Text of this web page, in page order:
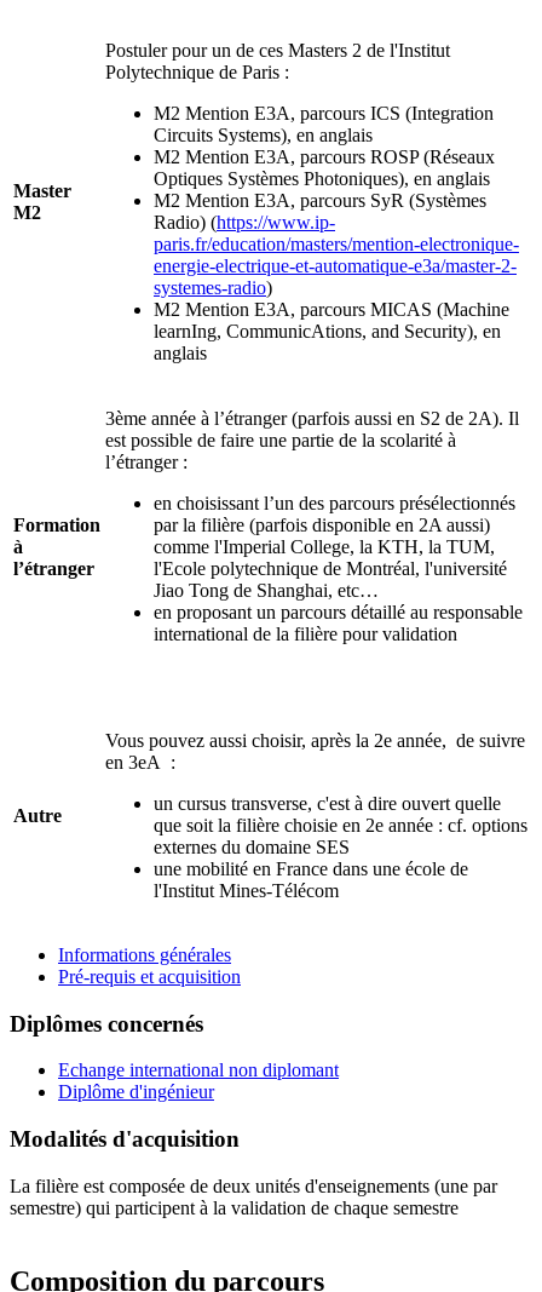
Master
M2
Postuler pour un de ces Masters 2 de l'Institut
Polytechnique de Paris :
M2 Mention E3A, parcours ICS (Integration
Circuits Systems), en anglais
M2 Mention E3A, parcours ROSP (Réseaux
Optiques Systèmes Photoniques), en anglais
M2 Mention E3A, parcours SyR (Systèmes
Radio) (https://www.ip-
paris.fr/education/masters/mention-electronique-
energie-electrique-et-automatique-e3a/master-2-
systemes-radio)
M2 Mention E3A, parcours MICAS (Machine
learnIng, CommunicAtions, and Security), en
anglais
Formation
à
l’étranger
3ème année à l’étranger (parfois aussi en S2 de 2A). Il
est possible de faire une partie de la scolarité à
l’étranger :
en choisissant l’un des parcours présélectionnés
par la filière (parfois disponible en 2A aussi)
comme l'Imperial College, la KTH, la TUM,
l'Ecole polytechnique de Montréal, l'université
Jiao Tong de Shanghai, etc…
en proposant un parcours détaillé au responsable
international de la filière pour validation
Autre
Vous pouvez aussi choisir, après la 2e année, de suivre
en 3eA :
un cursus transverse, c'est à dire ouvert quelle
que soit la filière choisie en 2e année : cf. options
externes du domaine SES
une mobilité en France dans une école de
l'Institut Mines-Télécom
Informations générales
Pré-requis et acquisition
Diplômes concernés
Echange international non diplomant
Diplôme d'ingénieur
Modalités d'acquisition
La filière est composée de deux unités d'enseignements (une par
semestre) qui participent à la validation de chaque semestre
Composition du parcours